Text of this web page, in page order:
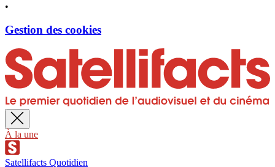
•
Gestion des cookies
À la une
Satellifacts Quotidien